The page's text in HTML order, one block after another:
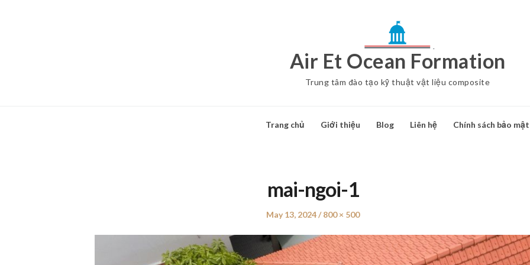
Air Et Ocean Formation
Trung tâm đào tạo kỹ thuật vật liệu composite
Trang chủ Giới thiệu Blog Liên hệ Chính sách bảo mật
mai-ngoi-1
Posted
May 13, 2024
Full
800 × 500